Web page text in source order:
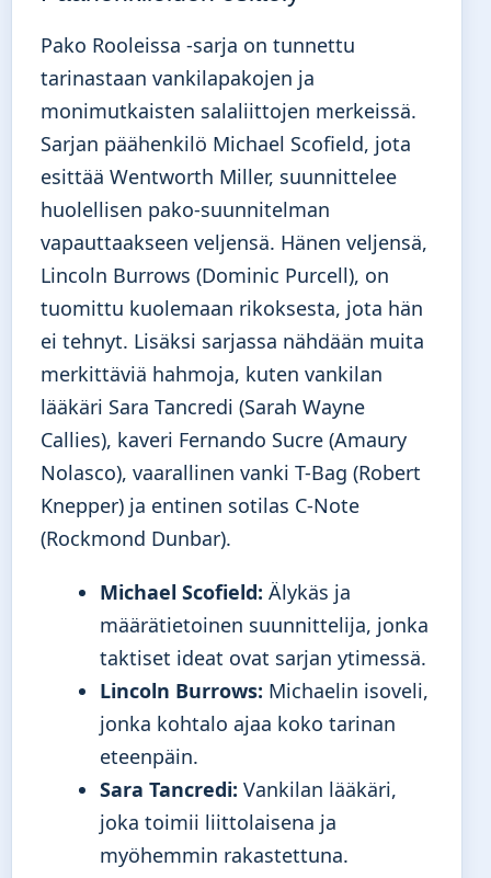
Pako Rooleissa -sarja on tunnettu
tarinastaan vankilapakojen ja
monimutkaisten salaliittojen merkeissä.
Sarjan päähenkilö Michael Scofield, jota
esittää Wentworth Miller, suunnittelee
huolellisen pako-suunnitelman
vapauttaakseen veljensä. Hänen veljensä,
Lincoln Burrows (Dominic Purcell), on
tuomittu kuolemaan rikoksesta, jota hän
ei tehnyt. Lisäksi sarjassa nähdään muita
merkittäviä hahmoja, kuten vankilan
lääkäri Sara Tancredi (Sarah Wayne
Callies), kaveri Fernando Sucre (Amaury
Nolasco), vaarallinen vanki T-Bag (Robert
Knepper) ja entinen sotilas C-Note
(Rockmond Dunbar).
Michael Scofield: Älykäs ja
määrätietoinen suunnittelija, jonka
taktiset ideat ovat sarjan ytimessä.
Lincoln Burrows: Michaelin isoveli,
jonka kohtalo ajaa koko tarinan
eteenpäin.
Sara Tancredi: Vankilan lääkäri,
joka toimii liittolaisena ja
myöhemmin rakastettuna.